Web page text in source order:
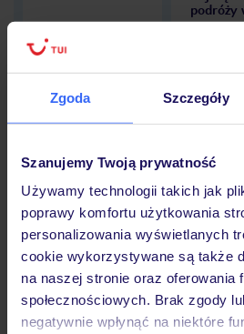
Zgoda Szczegóły
Szanujemy Twoją prywatność
Używamy technologii takich jak
poprawy komfortu użytkowania
personalizowania wyświetlanych
cookie wykorzystywane są także
na naszej stronie oraz oferowania
społecznościowych. Brak zgody
negatywnie wpłynąć na niektóre
podróży
Hotel
Opinie
Pokoje